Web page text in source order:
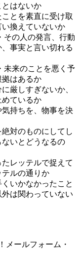
はないか
とを素直に受け取
換えていないか
の人の発言、行動
事実と言い切れる
来のことを悪く予
はあるか
厳しすぎないか、
めているか
持ちを、物事を決
対のものにしてし
いとどうなるの
レッテルで捉えて
ルの通りか
いかなかったこと
は関わっていない
メールフォーム・